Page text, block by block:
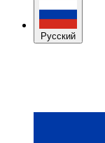
Русский